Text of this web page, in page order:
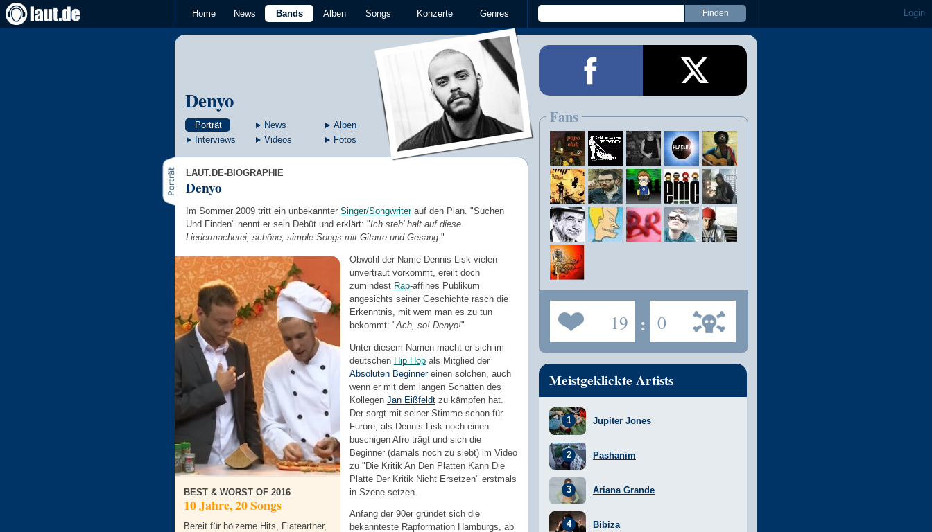
Home News Bands Alben Songs Konzerte Genres Login
Denyo
Porträt News
Alben
Interviews
Videos Fotos
LAUT.DE-BIOGRAPHIE
Denyo
Im Sommer 2009 tritt ein unbekannter Singer/Songwriterauf den Plan. "Suchen
Und Finden" nennt er sein Debüt und erklärt: "Ich steh' halt auf diese
Liedermacherei, schöne, simple Songs mit Gitarre und Gesang."
BEST & WORST OF 2016
10 Jahre, 20 Songs
Bereit für hölzerne Hits, Flatearther,
Obwohl der Name Dennis Lisk vielen
unvertraut vorkommt, ereilt doch
zumindest Rap-affines Publikum
angesichts seiner Geschichte rasch die
Erkenntnis, mit wem man es zu tun
bekommt: "Ach, so! Denyo!"
Unter diesem Namen macht er sich im
deutschen Hip Hopals Mitglied der
Absoluten Beginnereinen solchen, auch
wenn er mit dem langen Schatten des
Kollegen Jan Eißfeldtzu kämpfen hat.
Der sorgt mit seiner Stimme schon für
Furore, als Dennis Lisk noch einen
buschigen Afro trägt und sich die
Beginner (damals noch zu siebt) im Video
zu "Die Kritik An Den Platten Kann Die
Platte Der Kritik Nicht Ersetzen" erstmals
in Szene setzen.
Anfang der 90er gründet sich die
bekannteste Rapformation Hamburgs, ab
Fans
19 : 0
Meistgeklickte Artists
Jupiter Jones
Pashanim
Ariana Grande
Bibiza